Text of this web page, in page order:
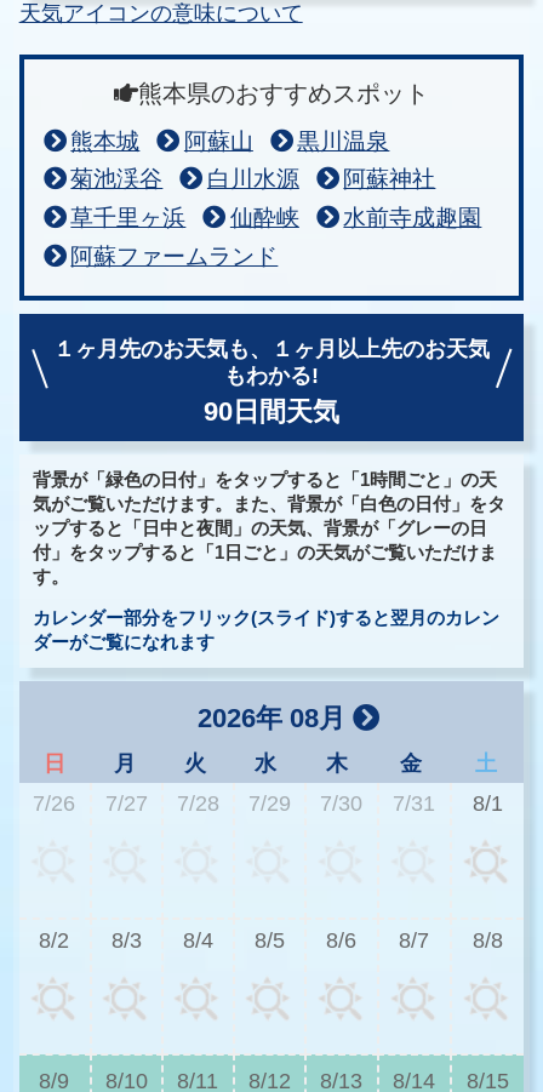
天気アイコンの意味について
熊本県のおすすめスポット
熊本城 阿蘇山
黒川温泉
菊池渓谷
白川水源
阿蘇神社
草千里ヶ浜
仙酔峡
水前寺成趣園
阿蘇ファームランド
１ヶ月先のお天気も、
１ヶ月以上先のお天気
もわかる!
90日間天気
背景が「緑色の日付」をタップすると「1時間ごと」の天
気がご覧いただけます。また、背景が「白色の日付」をタ
ップすると「日中と夜間」の天気、背景が「グレーの日
付」をタップすると「1日ごと」の天気がご覧いただけま
す。
カレンダー部分をフリック(スライド)すると翌月のカレン
ダーがご覧になれます
2026年 08月
日 月 火 水 木 金
土
7/26
7/27 7/28 7/29 7/30 7/31 8/1
8/2 8/3 8/4 8/5 8/6 8/7 8/8
8/9 8/10 8/11 8/12 8/13 8/14 8/15